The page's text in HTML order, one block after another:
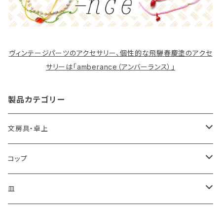
ヴィンテージパーツのアクセサリー、個性的な飛騨春慶塗のアクセ
サリーは「amberance（アンバーランス）」
製品カテゴリー
文房具・卓上
カードケース
箱・文庫
コップ
コーヒーカップ
皿